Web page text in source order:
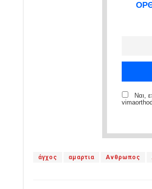
Ναι,
άγχος αμαρτια Ανθρωπος